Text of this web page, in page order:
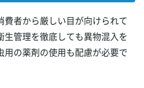
費者から厳しい目が向けられて
管理を徹底しても異物混入を
の薬剤の使用も配慮が必要で